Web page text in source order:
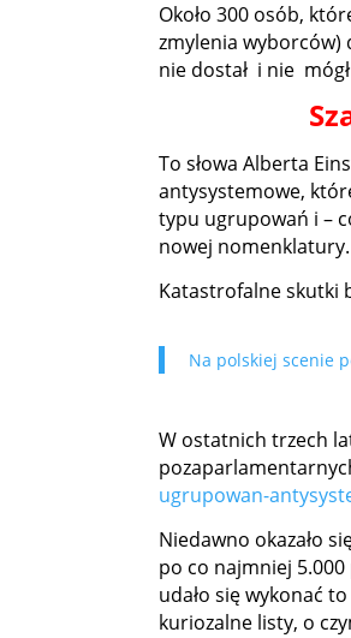
Około 300 osób,
zmylenia wyborców)
nie dostał i nie
To słowa Alberta
antysystemowe,
typu ugrupowań i –
nowej nomenklatury.
Katastrofalne skutki
Na polskiej scenie
W ostatnich trzech
ugrupowan-
Niedawno okazało
po co najmniej
udało się wykonać
kuriozalne listy, o